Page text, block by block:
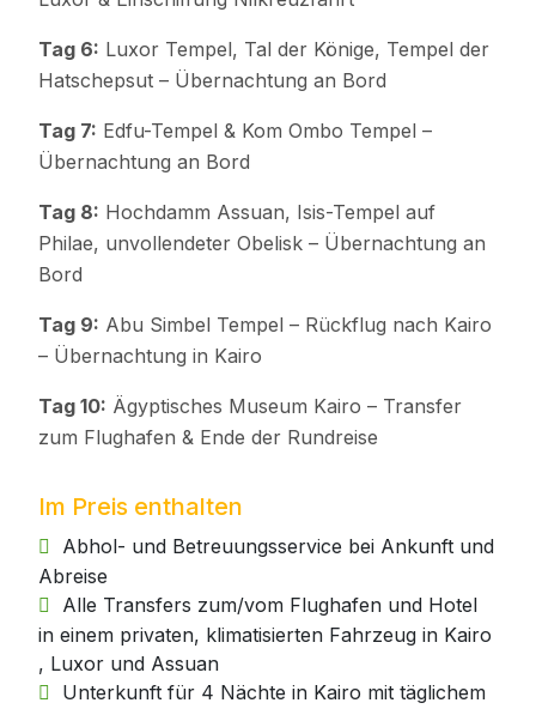
Tag 6: Luxor Tempel, Tal der Könige, Tempel der
Hatschepsut – Übernachtung an Bord
Tag 7: Edfu-Tempel & Kom Ombo Tempel –
Übernachtung an Bord
Tag 8: Hochdamm Assuan, Isis-Tempel auf
Philae, unvollendeter Obelisk – Übernachtung an
Bord
Tag 9: Abu Simbel Tempel – Rückflug nach Kairo
– Übernachtung in Kairo
Tag 10: Ägyptisches Museum Kairo – Transfer
zum Flughafen & Ende der Rundreise
Im Preis enthalten
Abhol- und Betreuungsservice bei Ankunft und
Abreise
Alle Transfers zum/vom Flughafen und Hotel
in einem privaten, klimatisierten Fahrzeug in Kairo
, Luxor und Assuan
Unterkunft für 4 Nächte in Kairo mit täglichem